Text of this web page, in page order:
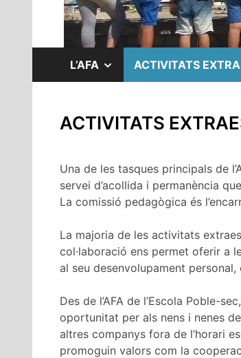
L’AFA MOSTRAR
SUBMENÚ
ACTIVITATS
ACTIVITATS
Una de les tasques principals de
servei d’acollida i permanència
La comissió pedagògica és
La majoria de les activitats
col·laboració ens permet oferir a
al seu desenvolupament
Des de l’AFA de l’Escola Poble-
oportunitat per als nens i nenes
altres companys fora de l’horari
promoguin valors com la